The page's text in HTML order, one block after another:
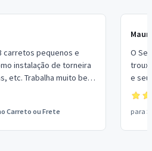
carretos pequenos e
instalação de torneira
bem
o Augusto para
Carreto ou Frete
O
e
para